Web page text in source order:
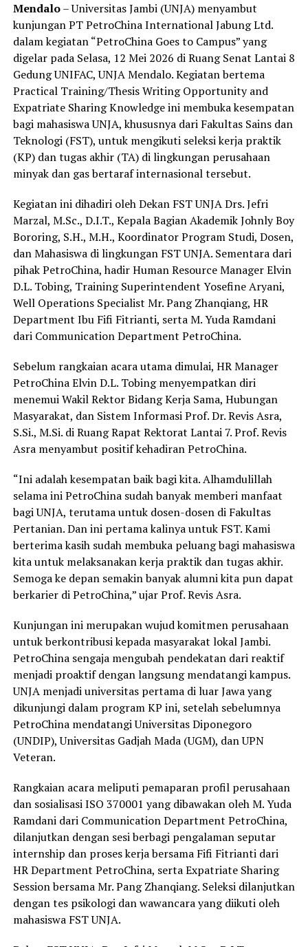
Mendalo– Universitas Jambi (UNJA) menyambut
kunjungan PT PetroChina International Jabung Ltd.
dalam kegiatan “PetroChina Goes to Campus” yang
digelar pada Selasa, 12 Mei 2026 di Ruang Senat Lantai 8
Gedung UNIFAC, UNJA Mendalo. Kegiatan bertema
Practical Training/Thesis Writing Opportunity and
Expatriate Sharing Knowledge ini membuka kesempatan
bagi mahasiswa UNJA, khususnya dari Fakultas Sains dan
Teknologi (FST), untuk mengikuti seleksi kerja praktik
(KP) dan tugas akhir (TA) di lingkungan perusahaan
minyak dan gas bertaraf internasional tersebut.
Kegiatan ini dihadiri oleh Dekan FST UNJA Drs. Jefri
Marzal, M.Sc., D.I.T., Kepala Bagian Akademik Johnly Boy
Bororing, S.H., M.H., Koordinator Program Studi, Dosen,
dan Mahasiswa di lingkungan FST UNJA. Sementara dari
pihak PetroChina, hadir Human Resource Manager Elvin
D.L. Tobing, Training Superintendent Yosefine Aryani,
Well Operations Specialist Mr. Pang Zhanqiang, HR
Department Ibu Fifi Fitrianti, serta M. Yuda Ramdani
dari Communication Department PetroChina.
Sebelum rangkaian acara utama dimulai, HR Manager
PetroChina Elvin D.L. Tobing menyempatkan diri
menemui Wakil Rektor Bidang Kerja Sama, Hubungan
Masyarakat, dan Sistem Informasi Prof. Dr. Revis Asra,
S.Si., M.Si. di Ruang Rapat Rektorat Lantai 7. Prof. Revis
Asra menyambut positif kehadiran PetroChina.
“Ini adalah kesempatan baik bagi kita. Alhamdulillah
selama ini PetroChina sudah banyak memberi manfaat
bagi UNJA, terutama untuk dosen-dosen di Fakultas
Pertanian. Dan ini pertama kalinya untuk FST. Kami
berterima kasih sudah membuka peluang bagi mahasiswa
kita untuk melaksanakan kerja praktik dan tugas akhir.
Semoga ke depan semakin banyak alumni kita pun dapat
berkarier di PetroChina,” ujar Prof. Revis Asra.
Kunjungan ini merupakan wujud komitmen perusahaan
untuk berkontribusi kepada masyarakat lokal Jambi.
PetroChina sengaja mengubah pendekatan dari reaktif
menjadi proaktif dengan langsung mendatangi kampus.
UNJA menjadi universitas pertama di luar Jawa yang
dikunjungi dalam program KP ini, setelah sebelumnya
PetroChina mendatangi Universitas Diponegoro
(UNDIP), Universitas Gadjah Mada (UGM), dan UPN
Veteran.
Rangkaian acara meliputi pemaparan profil perusahaan
dan sosialisasi ISO 370001 yang dibawakan oleh M. Yuda
Ramdani dari Communication Department PetroChina,
dilanjutkan dengan sesi berbagi pengalaman seputar
internship dan proses kerja bersama Fifi Fitrianti dari
HR Department PetroChina, serta Expatriate Sharing
Session bersama Mr. Pang Zhanqiang. Seleksi dilanjutkan
dengan tes psikologi dan wawancara yang diikuti oleh
mahasiswa FST UNJA.